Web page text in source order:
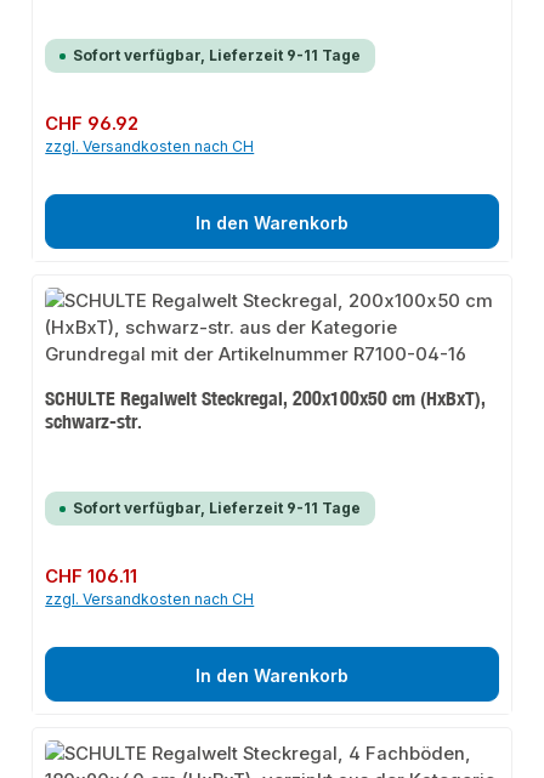
Sofort verfügbar, Lieferzeit 9-11 Tage
Regulärer Preis:
CHF 96.92
zzgl. Versandkosten nach CH
In den Warenkorb
SCHULTE Regalwelt Steckregal, 200x100x50 cm (HxBxT),
schwarz-str.
Sofort verfügbar, Lieferzeit 9-11 Tage
Regulärer Preis:
CHF 106.11
zzgl. Versandkosten nach CH
In den Warenkorb